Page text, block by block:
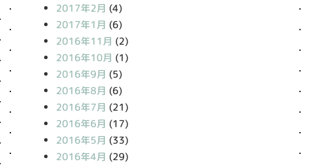
2017年2月 (4)
2017年1月 (6)
2016年11月 (2)
2016年10月 (1)
2016年9月 (5)
2016年8月 (6)
2016年7月 (21)
2016年6月 (17)
2016年5月 (33)
2016年4月 (29)